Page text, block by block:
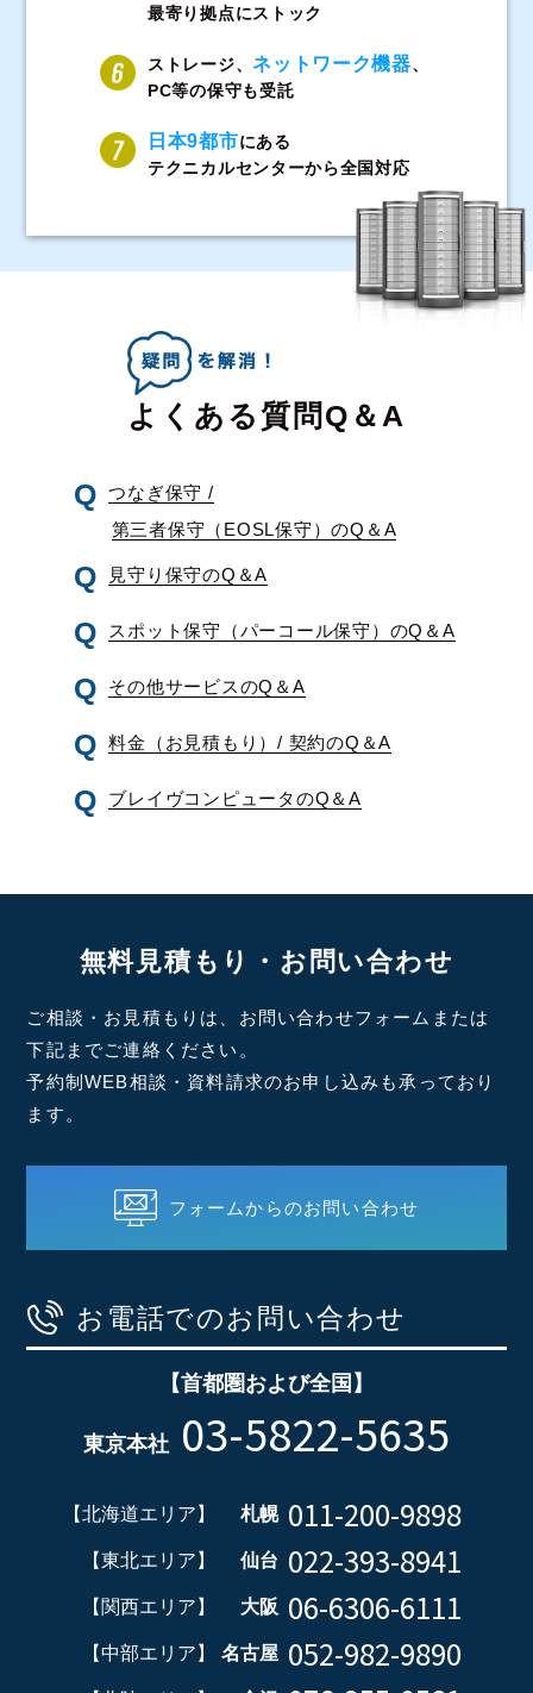
最寄り拠点にストック
ストレージ、ネットワーク機器、
PC等の保守も受託
日本9都市にある
テクニカルセンターから全国対応
よくある質問Q＆A
つなぎ保守 /
第三者保守（EOSL保守）のQ＆A
見守り保守のQ＆A
スポット保守（パーコール保守）のQ＆A
その他サービスのQ＆A
料金（お見積もり）/ 契約のQ＆A
ブレイヴコンピュータのQ＆A
無料見積もり・お問い合わせ
ご相談・お見積もりは、お問い合わせフォームまたは
下記までご連絡ください。
予約制WEB相談・資料請求のお申し込みも承っており
ます。
フォームからのお問い合わせ
お電話でのお問い合わせ
【首都圏および全国】
東京本社 03-5822-5635
【北海道エリア】 札幌 011-200-9898
【東北エリア】 仙台 022-393-8941
【関西エリア】 大阪 06-6306-6111
【中部エリア】 名古屋 052-982-9890